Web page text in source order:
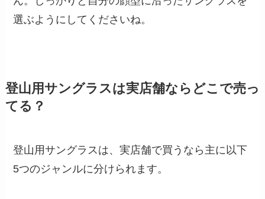
選ぶようにしてくださいね。
登山用サングラスは実店舗ならどこで売っ
てる？
登山用サングラスは、実店舗で買うなら主に以下
5つのジャンルに分けられます。